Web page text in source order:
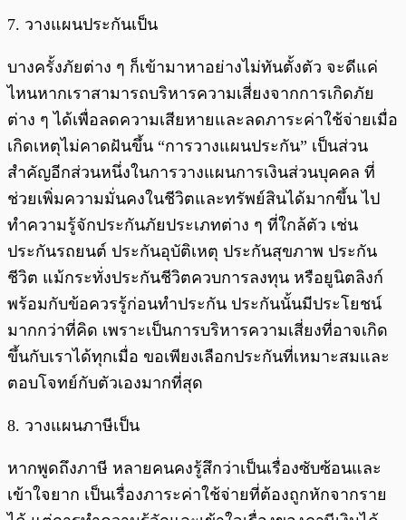
7. วางแผนประกันเป็น
บางครั้งภัยต่าง ๆ ก็เข้ามาหาอย่างไม่ทันตั้งตัว จะดีแค่
ไหนหากเราสามารถบริหารความเสี่ยงจากการเกิดภัย
ต่าง ๆ ได้เพื่อลดความเสียหายและลดภาระค่าใช้จ่ายเมื่อ
เกิดเหตุไม่คาดฝันขึ้น “การวางแผนประกัน” เป็นส่วน
สำคัญอีกส่วนหนึ่งในการวางแผนการเงินส่วนบุคคล ที่
ช่วยเพิ่มความมั่นคงในชีวิตและทรัพย์สินได้มากขึ้น ไป
ทำความรู้จักประกันภัยประเภทต่าง ๆ ที่ใกล้ตัว เช่น
ประกันรถยนต์ ประกันอุบัติเหตุ ประกันสุขภาพ ประกัน
ชีวิต แม้กระทั่งประกันชีวิตควบการลงทุน หรือยูนิตลิงก์
พร้อมกับข้อควรรู้ก่อนทำประกัน ประกันนั้นมีประโยชน์
มากกว่าที่คิด เพราะเป็นการบริหารความเสี่ยงที่อาจเกิด
ขึ้นกับเราได้ทุกเมื่อ ขอเพียงเลือกประกันที่เหมาะสมและ
ตอบโจทย์กับตัวเองมากที่สุด
8. วางแผนภาษีเป็น
หากพูดถึงภาษี หลายคนคงรู้สึกว่าเป็นเรื่องซับซ้อนและ
เข้าใจยาก เป็นเรื่องภาระค่าใช้จ่ายที่ต้องถูกหักจากราย